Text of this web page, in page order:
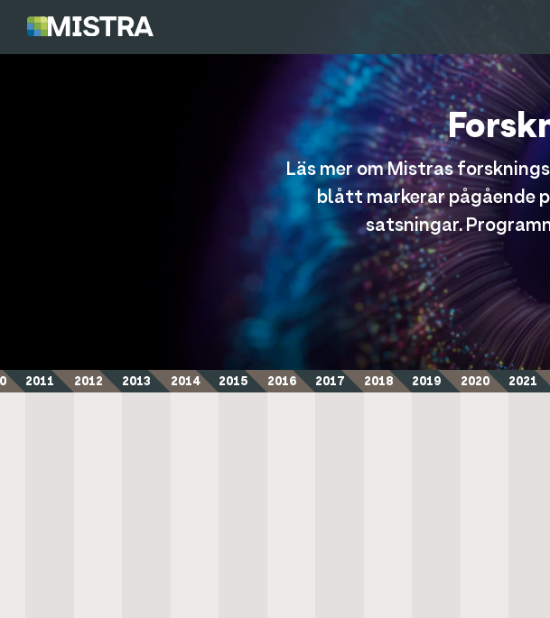
Läs mer om Mistras
blått markerar pågående
satsningar.
2011 2012 2013 2014 2015 2016 2017 2018 2019 2020 2021